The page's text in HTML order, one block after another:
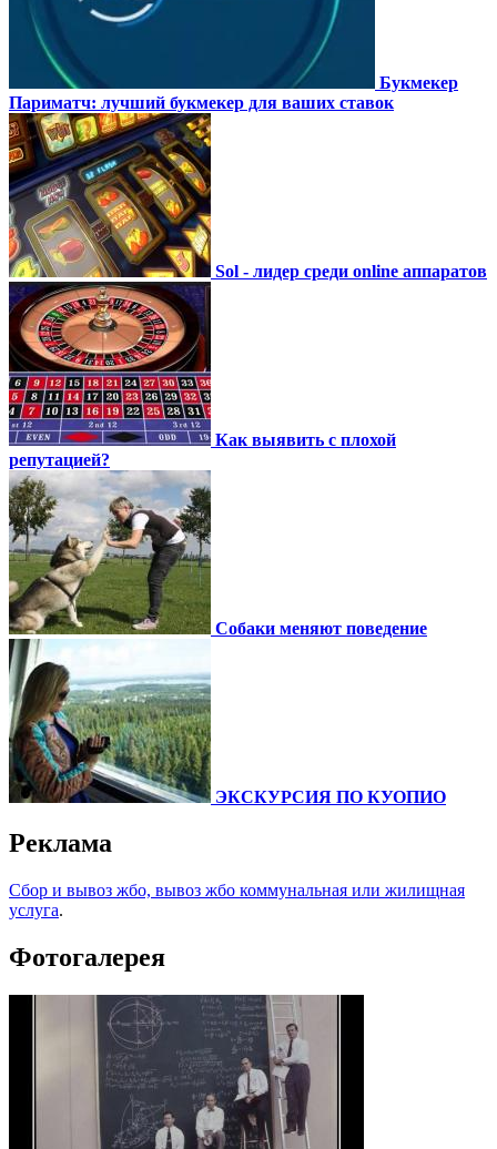
Букмекер
Париматч: лучший букмекер для ваших ставок
Sol - лидер среди online аппаратов
Как выявить с плохой
репутацией?
Собаки меняют поведение
ЭКСКУРСИЯ ПО КУОПИО
Реклама
Сбор и вывоз жбо, вывоз жбо коммунальная или жилищная
услуга.
Фотогалерея